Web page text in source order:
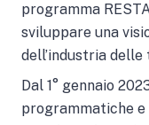
programma
sviluppare una
dell’industria
Dal 1° gennaio
programmatiche